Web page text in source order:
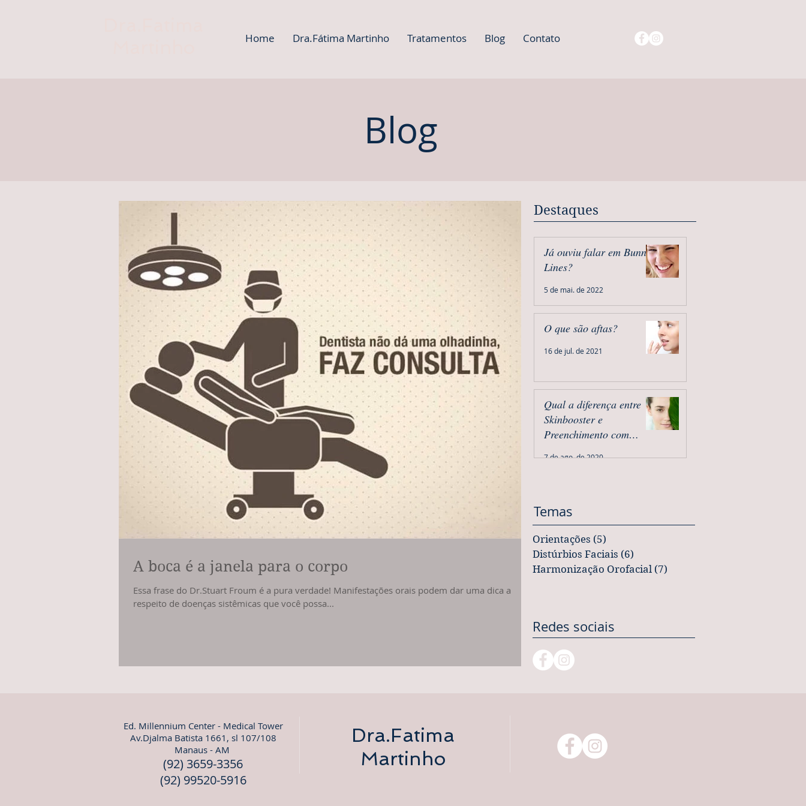
Home Dra.Fátima Martinho Tratamentos Blog Contato
Blog
A boca é a janela para o corpo
Essa frase do Dr.Stuart Froum é a pura verdade! Manifestações orais podem dar uma dica a
respeito de doenças sistêmicas que você possa...
Destaques
Já ouviu falar em Bunny
Lines?
5 de mai. de 2022
O que são aftas?
16 de jul. de 2021
Qual a diferença entre
Skinbooster e
Preenchimento com
7 de ago. de 2020
Temas
Orientações (5)
Distúrbios Faciais (6)
Harmonização Orofacial (7)
Redes sociais
Ed. Millennium Center - Medical Tower
Av.Djalma Batista 1661, sl 107/108
Manaus - AM
(92) 3659-3356
(92) 99520-5916
Dra.Fatima
Martinho